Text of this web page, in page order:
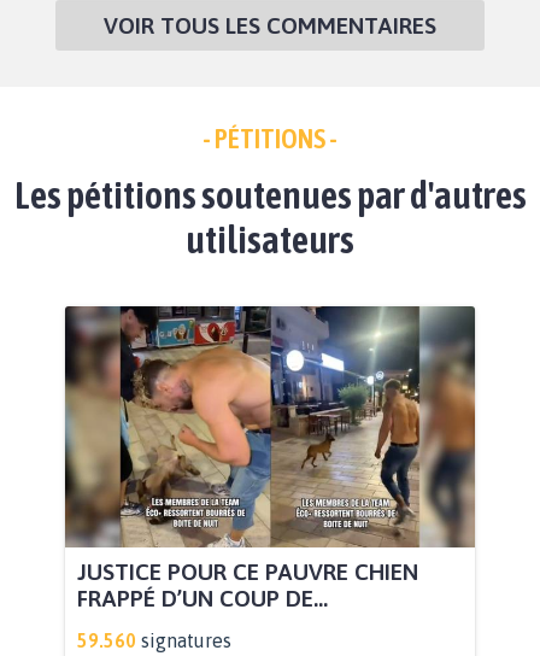
VOIR TOUS LES COMMENTAIRES
- PÉTITIONS -
Les pétitions soutenues par d'autres
utilisateurs
JUSTICE POUR CE PAUVRE CHIEN
FRAPPÉ D’UN COUP DE...
59.560 signatures